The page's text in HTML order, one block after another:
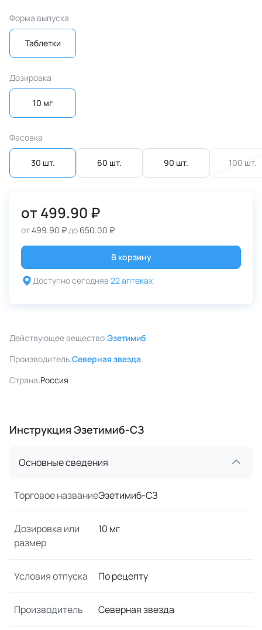
Форма выпуска
Таблетки
Дозировка
10 мг
Фасовка
30 шт. 60 шт. 90 шт. 100 шт.
от 499.90 ₽
от499.90 ₽до 650.00 ₽
В корзину
Доступно сегодняв 22 аптеках
Действующее вещество:Эзетимиб
Производитель:Северная звезда
Страна:Россия
Инструкция Эзетимиб-СЗ
Основные сведения
Торговое названиеЭзетимиб-СЗ
Дозировка или
размер
10 мг
Условия отпуска По рецепту
Производитель Северная звезда